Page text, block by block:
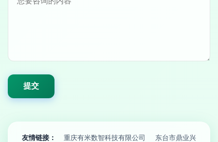
友情链接： 重庆有米数智科技有限公司
东台市鼎业兴